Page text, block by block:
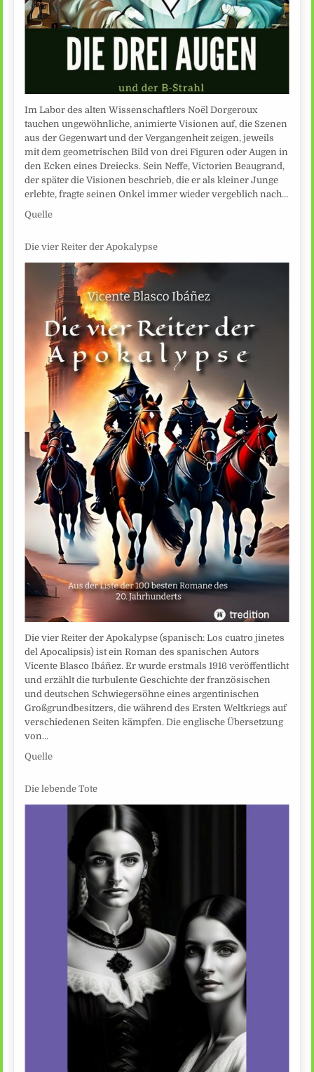
Im Labor des alten Wissenschaftlers Noël Dorgeroux
tauchen ungewöhnliche, animierte Visionen auf, die Szenen
aus der Gegenwart und der Vergangenheit zeigen, jeweils
mit dem geometrischen Bild von drei Figuren oder Augen in
den Ecken eines Dreiecks. Sein Neffe, Victorien Beaugrand,
der später die Visionen beschrieb, die er als kleiner Junge
erlebte, fragte seinen Onkel immer wieder vergeblich nach…
Quelle
Die vier Reiter der Apokalypse
Die vier Reiter der Apokalypse (spanisch: Los cuatro jinetes
del Apocalipsis) ist ein Roman des spanischen Autors
Vicente Blasco Ibáñez. Er wurde erstmals 1916 veröffentlicht
und erzählt die turbulente Geschichte der französischen
und deutschen Schwiegersöhne eines argentinischen
Großgrundbesitzers, die während des Ersten Weltkriegs auf
verschiedenen Seiten kämpfen. Die englische Übersetzung
von…
Quelle
Die lebende Tote